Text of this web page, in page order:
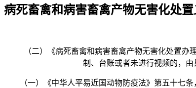
病死畜禽和病害畜禽产物无害化处
（二）《病死畜禽和病害畜禽产物无害化处置办理
制、台账或者未进行视频的，
（一）《中华人平易近国动物防疫法》第五十七条